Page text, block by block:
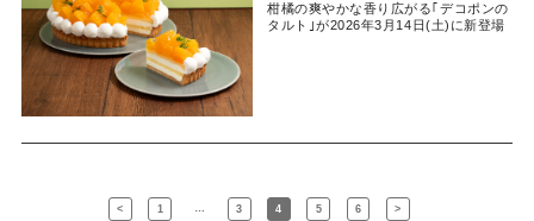
柑橘の爽やかな香り広がる｢デコポンの
タルト｣が2026年3月14日(土)に新登場
< 1 … 3 4 5 6 >